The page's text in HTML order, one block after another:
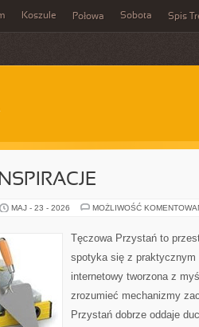
Koszule Połowa Sobota Spis
MAJ - 23 - 2026 MOŻLIWOŚĆ
Tęczowa Przystań to
spotyka się z praktycznym
internetowy tworzona z
zrozumieć mechanizmy
Przystań dobrze oddaje